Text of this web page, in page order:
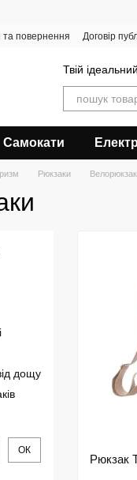
та повернення Договір
Твій
Самокати
Рюкзаки
Рюкзак
дощу
ОК